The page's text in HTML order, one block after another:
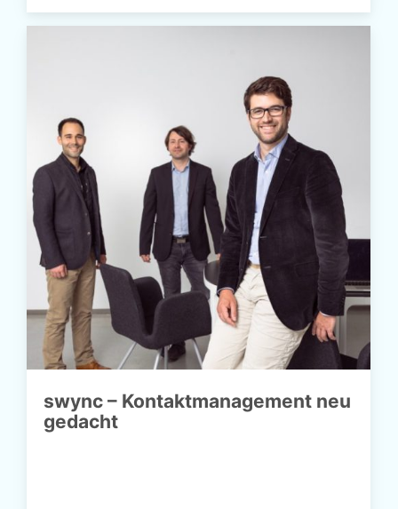
swync – Kontaktmanagement neu
gedacht